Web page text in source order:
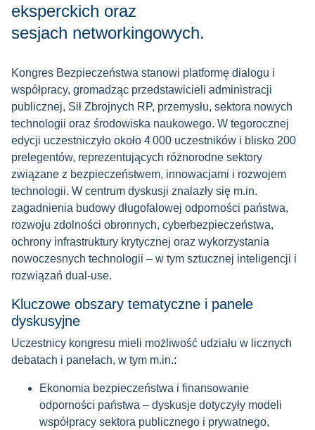
eksperckich oraz
sesjach networkingowych.
Kongres Bezpieczeństwa stanowi platformę dialogu i
współpracy, gromadząc przedstawicieli administracji
publicznej, Sił Zbrojnych RP, przemysłu, sektora nowych
technologii oraz środowiska naukowego. W tegorocznej
edycji uczestniczyło około 4 000 uczestników i blisko 200
prelegentów, reprezentujących różnorodne sektory
związane z bezpieczeństwem, innowacjami i rozwojem
technologii. W centrum dyskusji znalazły się m.in.
zagadnienia budowy długofalowej odporności państwa,
rozwoju zdolności obronnych, cyberbezpieczeństwa,
ochrony infrastruktury krytycznej oraz wykorzystania
nowoczesnych technologii – w tym sztucznej inteligencji i
rozwiązań dual‑use.
Kluczowe obszary tematyczne i panele
dyskusyjne
Uczestnicy kongresu mieli możliwość udziału w licznych
debatach i panelach, w tym m.in.:
Ekonomia bezpieczeństwa i finansowanie
odporności państwa – dyskusje dotyczyły modeli
współpracy sektora publicznego i prywatnego,